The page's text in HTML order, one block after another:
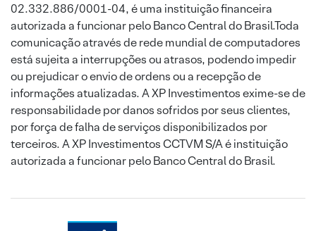
02.332.886/0001-04, é uma instituição financeira
autorizada a funcionar pelo Banco Central do Brasil.Toda
comunicação através de rede mundial de computadores
está sujeita a interrupções ou atrasos, podendo impedir
ou prejudicar o envio de ordens ou a recepção de
informações atualizadas. A XP Investimentos exime-se de
responsabilidade por danos sofridos por seus clientes,
por força de falha de serviços disponibilizados por
terceiros. A XP Investimentos CCTVM S/A é instituição
autorizada a funcionar pelo Banco Central do Brasil.